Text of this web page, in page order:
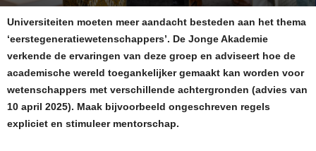
Universiteiten moeten meer aandacht besteden aan het thema
‘eerstegeneratiewetenschappers’. De Jonge Akademie
verkende de ervaringen van deze groep en adviseert hoe de
academische wereld toegankelijker gemaakt kan worden voor
wetenschappers met verschillende achtergronden (advies van
10 april 2025). Maak bijvoorbeeld ongeschreven regels
expliciet en stimuleer mentorschap.